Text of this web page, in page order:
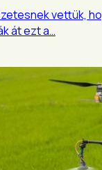
vettük,
át ezt a…